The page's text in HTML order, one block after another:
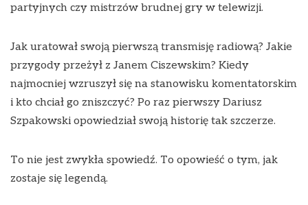
partyjnych czy mistrzów brudnej gry w telewizji.
Jak uratował swoją pierwszą transmisję radiową? Jakie
przygody przeżył z Janem Ciszewskim? Kiedy
najmocniej wzruszył się na stanowisku komentatorskim
i kto chciał go zniszczyć? Po raz pierwszy Dariusz
Szpakowski opowiedział swoją historię tak szczerze.
To nie jest zwykła spowiedź. To opowieść o tym, jak
zostaje się legendą.